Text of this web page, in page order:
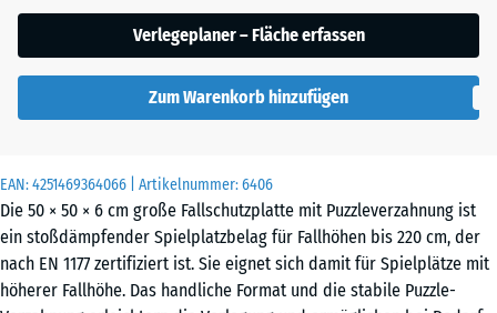
EAN:4251469364066 | Artikelnummer:6406
Die 50 × 50 × 6 cm große Fallschutzplatte mit Puzzleverzahnung ist
ein stoßdämpfender Spielplatzbelag für Fallhöhen bis 220 cm, der
nach EN 1177 zertifiziert ist. Sie eignet sich damit für Spielplätze mit
höherer Fallhöhe. Das handliche Format und die stabile Puzzle-
Verlegeplaner – Fläche erfassen
Zum Warenkorb hinzufügen